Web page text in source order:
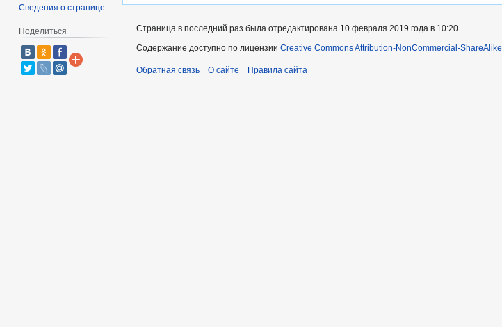
Сведения о странице
Поделиться
Страница в последний раз была отредактирована 10 февраля 2019 года в 10:20.
Содержание доступно по лицензии Creative Commons Attribution-NonCommercial-ShareAlike
Обратная связь О сайте Правила сайта